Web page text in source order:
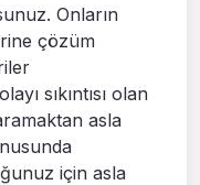
Onların
çözüm
sıkıntısı olan
asla
için asla